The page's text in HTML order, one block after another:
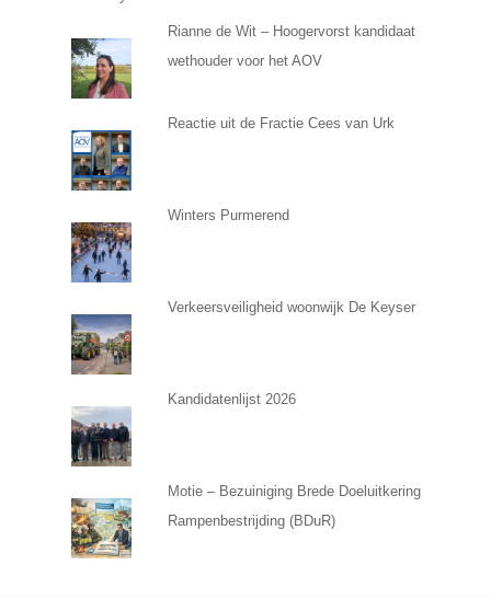
Rianne de Wit – Hoogervorst kandidaat
wethouder voor het AOV
Reactie uit de Fractie Cees van Urk
Winters Purmerend
Verkeersveiligheid woonwijk De Keyser
Kandidatenlijst 2026
Motie – Bezuiniging Brede Doeluitkering
Rampenbestrijding (BDuR)